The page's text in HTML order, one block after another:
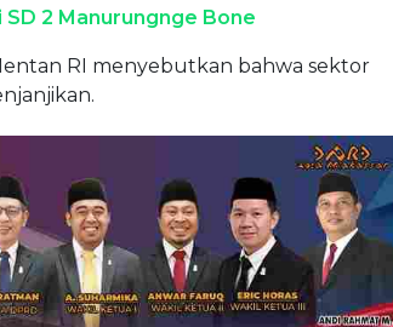
2 Manurungnge Bone
RI menyebutkan bahwa sektor